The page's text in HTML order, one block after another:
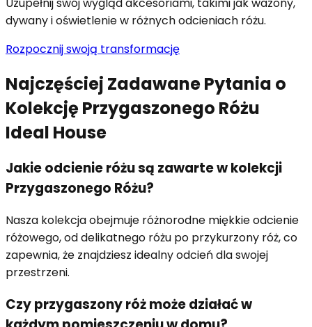
dywany i oświetlenie w różnych odcieniach różu.
Rozpocznij swoją transformację
Najczęściej Zadawane Pytania o
Kolekcję Przygaszonego Różu
Ideal House
Jakie odcienie różu są zawarte w kolekcji
Przygaszonego Różu?
Nasza kolekcja obejmuje różnorodne miękkie odcienie
różowego, od delikatnego różu po przykurzony róż, co
zapewnia, że znajdziesz idealny odcień dla swojej
przestrzeni.
Czy przygaszony róż może działać w